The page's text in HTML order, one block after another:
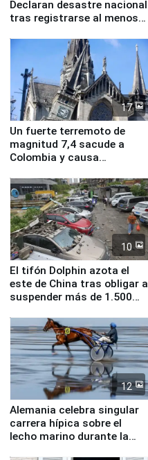
Declaran desastre nacional
tras registrarse al menos
17
Un fuerte terremoto de
magnitud 7,4 sacude a
Colombia y causa
10
El tifón Dolphin azota el
este de China tras obligar a
suspender más de 1.500
12
Alemania celebra singular
carrera hípica sobre el
lecho marino durante la